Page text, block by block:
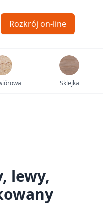
Rozkrój on-line
Sklejka
lewy,